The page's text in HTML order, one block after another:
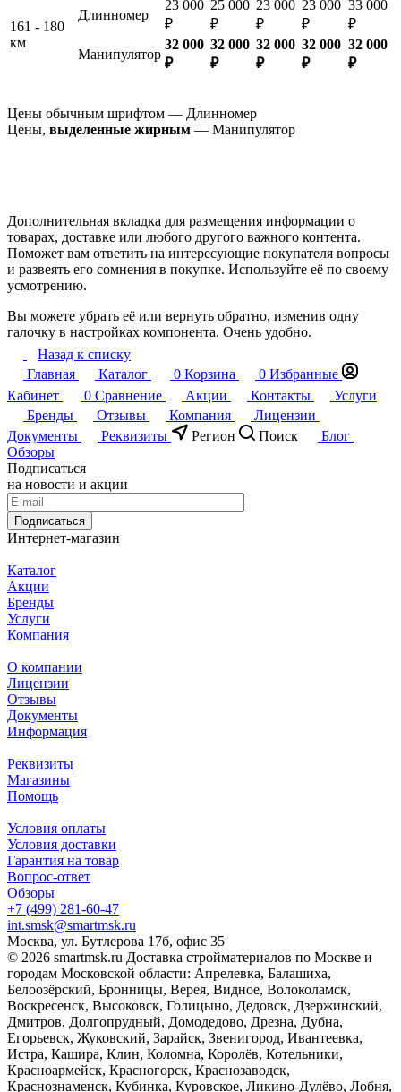
161 - 180
км
Длинномер
23 000
₽
25 000
₽
23 000
₽
23 000
₽
33 000
₽
Манипулятор
32 000
₽
32 000
₽
32 000
₽
32 000
₽
32 000
₽
Цены обычным шрифтом — Длинномер
Цены, выделенные жирным — Манипулятор
Дополнительная вкладка для размещения информации о
товарах, доставке или любого другого важного контента.
Поможет вам ответить на интересующие покупателя вопросы
и развеять его сомнения в покупке. Используйте её по своему
усмотрению.
Вы можете убрать её или вернуть обратно, изменив одну
галочку в настройках компонента. Очень удобно.
Назад к списку
Главная
Каталог 0 Корзина 0 Избранные
Кабинет
0 Сравнение Акции Контакты
Услуги
Бренды
Отзывы Компания
Лицензии
Документы
Реквизиты Регион Поиск
Блог
Обзоры
Подписаться
на новости и акции
Подписаться
Интернет-магазин
Каталог
Акции
Бренды
Услуги
Компания
О компании
Лицензии
Отзывы
Документы
Информация
Реквизиты
Магазины
Помощь
Условия оплаты
Условия доставки
Гарантия на товар
Вопрос-ответ
Обзоры
+7 (499) 281-60-47
int.smsk@smartmsk.ru
Москва, ул. Бутлерова 17б, офис 35
© 2026 smartmsk.ru Доставка стройматериалов по Москве и
городам Московской области: Апрелевка, Балашиха,
Белоозёрский, Бронницы, Верея, Видное, Волоколамск,
Воскресенск, Высоковск, Голицыно, Дедовск, Дзержинский,
Дмитров, Долгопрудный, Домодедово, Дрезна, Дубна,
Егорьевск, Жуковский, Зарайск, Звенигород, Ивантеевка,
Истра, Кашира, Клин, Коломна, Королёв, Котельники,
Красноармейск, Красногорск, Краснозаводск,
Краснознаменск, Кубинка, Куровское, Ликино-Дулёво, Лобня,